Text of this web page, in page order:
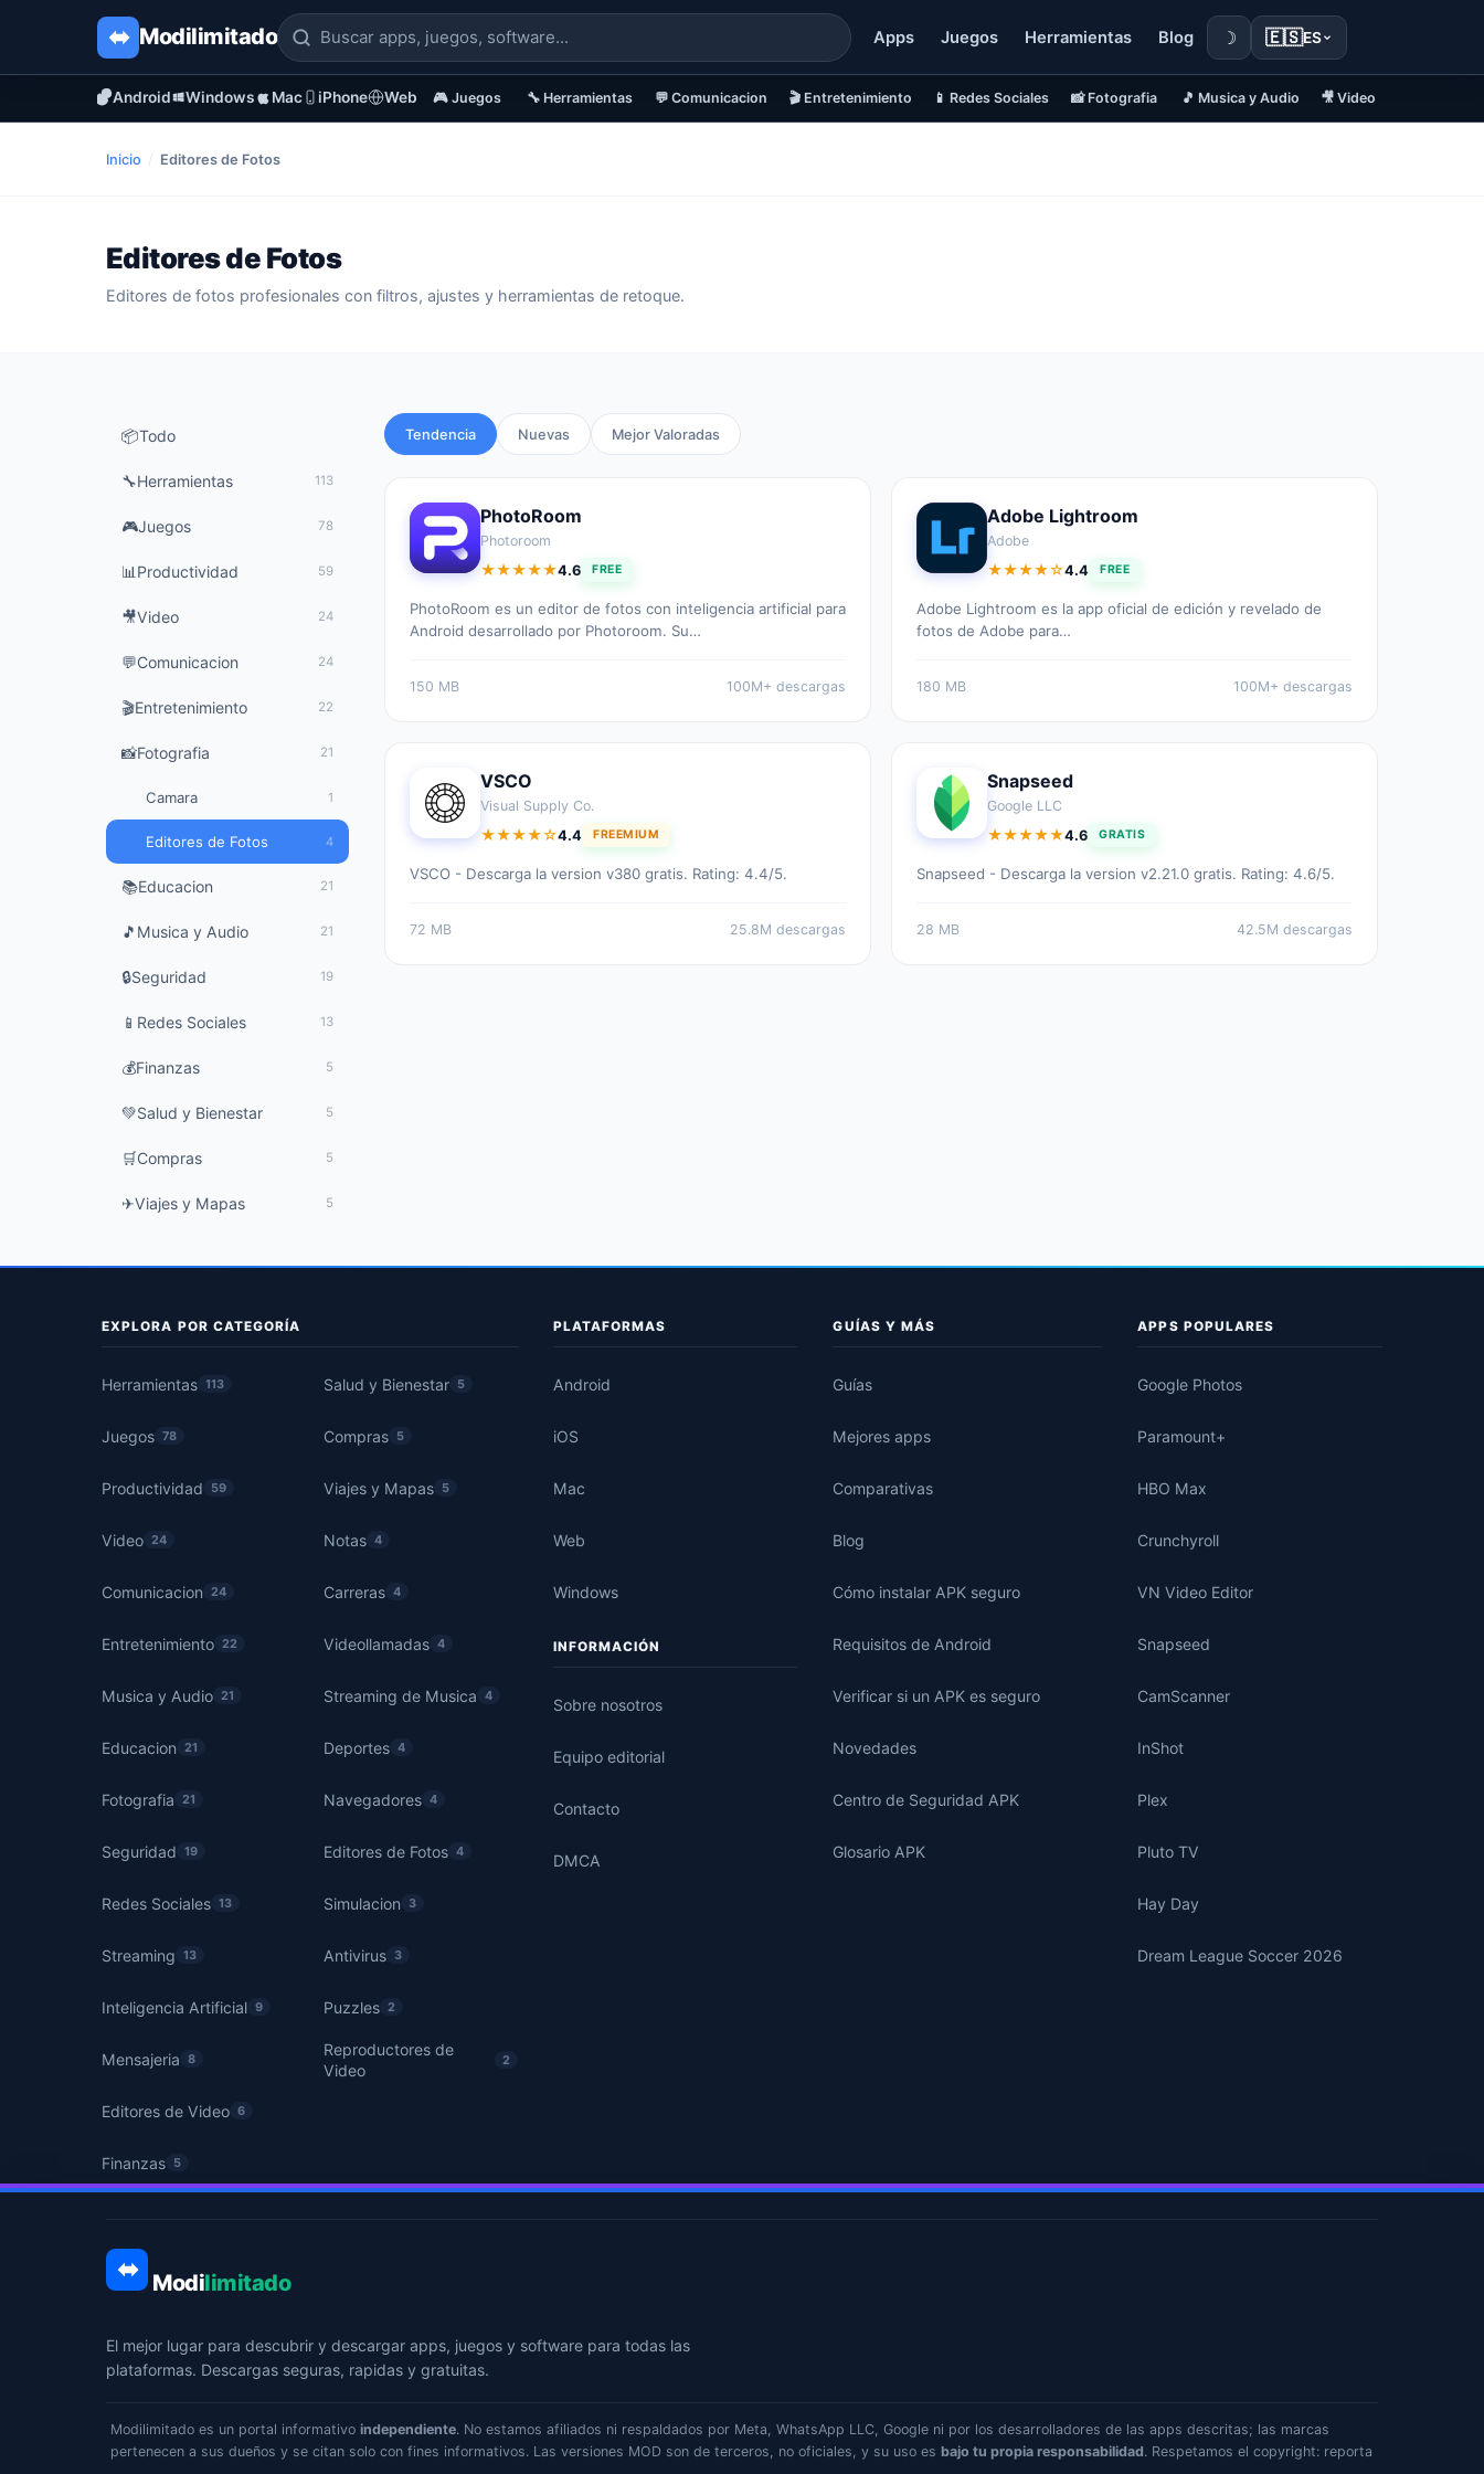
Modilimitado Apps Juegos Herramientas Blog ☽ 🇪🇸ES
Android Windows Mac iPhone Web 🎮 Juegos 🔧 Herramientas 💬 Comunicacion 🎬 Entretenimiento 📱 Redes Sociales 📸 Fotografia 🎵 Musica y Audio 🎥 Video
Inicio / Editores de Fotos
Editores de Fotos
Editores de fotos profesionales con filtros, ajustes y herramientas de retoque.
📦Todo
🔧Herramientas 113
🎮Juegos 78
📊 Productividad 59
🎥Video 24
💬Comunicacion 24
🎬Entretenimiento 22
📸Fotografia 21
Camara 1
Editores de Fotos 4
📚Educacion 21
🎵 Musica y Audio 21
🔒Seguridad 19
📱 Redes Sociales 13
💰Finanzas 5
💚Salud y Bienestar 5
🛒Compras 5
✈Viajes y Mapas 5
Tendencia Nuevas Mejor Valoradas
PhotoRoom
Photoroom
★★★★★4.6
4.6 out of 5 stars
FREE
PhotoRoom es un editor de fotos con inteligencia artificial para
Android desarrollado por Photoroom. Su…
150 MB 100M+ descargas
Adobe Lightroom
Adobe
★★★★☆4.4
4.4 out of 5 stars
FREE
Adobe Lightroom es la app oficial de edición y revelado de
fotos de Adobe para…
180 MB 100M+ descargas
VSCO
Visual Supply Co.
★★★★☆4.4
4.4 out of 5 stars
FREEMIUM
VSCO - Descarga la version v380 gratis. Rating: 4.4/5.
72 MB 25.8M descargas
Snapseed
Google LLC
★★★★★4.6
4.6 out of 5 stars
GRATIS
Snapseed - Descarga la version v2.21.0 gratis. Rating: 4.6/5.
28 MB 42.5M descargas
EXPLORA POR CATEGORÍA
Herramientas 113
Juegos 78
Productividad 59
Video 24
Comunicacion 24
Entretenimiento 22
Musica y Audio 21
Educacion 21
Fotografia 21
Seguridad 19
Redes Sociales 13
Streaming 13
Inteligencia Artificial 9
Mensajeria 8
Editores de Video 6
Finanzas 5
Salud y Bienestar 5
Compras 5
Viajes y Mapas 5
Notas 4
Carreras 4
Videollamadas 4
Streaming de Musica 4
Deportes 4
Navegadores 4
Editores de Fotos 4
Simulacion 3
Antivirus 3
Puzzles 2
Reproductores de
Video
2
PLATAFORMAS
Android
iOS
Mac
Web
Windows
INFORMACIÓN
Sobre nosotros
Equipo editorial
Contacto
DMCA
GUÍAS Y MÁS
Guías
Mejores apps
Comparativas
Blog
Cómo instalar APK seguro
Requisitos de Android
Verificar si un APK es seguro
Novedades
Centro de Seguridad APK
Glosario APK
APPS POPULARES
Google Photos
Paramount+
HBO Max
Crunchyroll
VN Video Editor
Snapseed
CamScanner
InShot
Plex
Pluto TV
Hay Day
Dream League Soccer 2026
Modilimitado
El mejor lugar para descubrir y descargar apps, juegos y software para todas las
plataformas. Descargas seguras, rapidas y gratuitas.
Modilimitado es un portal informativo independiente. No estamos afiliados ni respaldados por Meta, WhatsApp LLC, Google ni por los desarrolladores de las apps descritas; las marcas
pertenecen a sus dueños y se citan solo con fines informativos. Las versiones MOD son de terceros, no oficiales, y su uso es bajo tu propia responsabilidad. Respetamos el copyright: reporta